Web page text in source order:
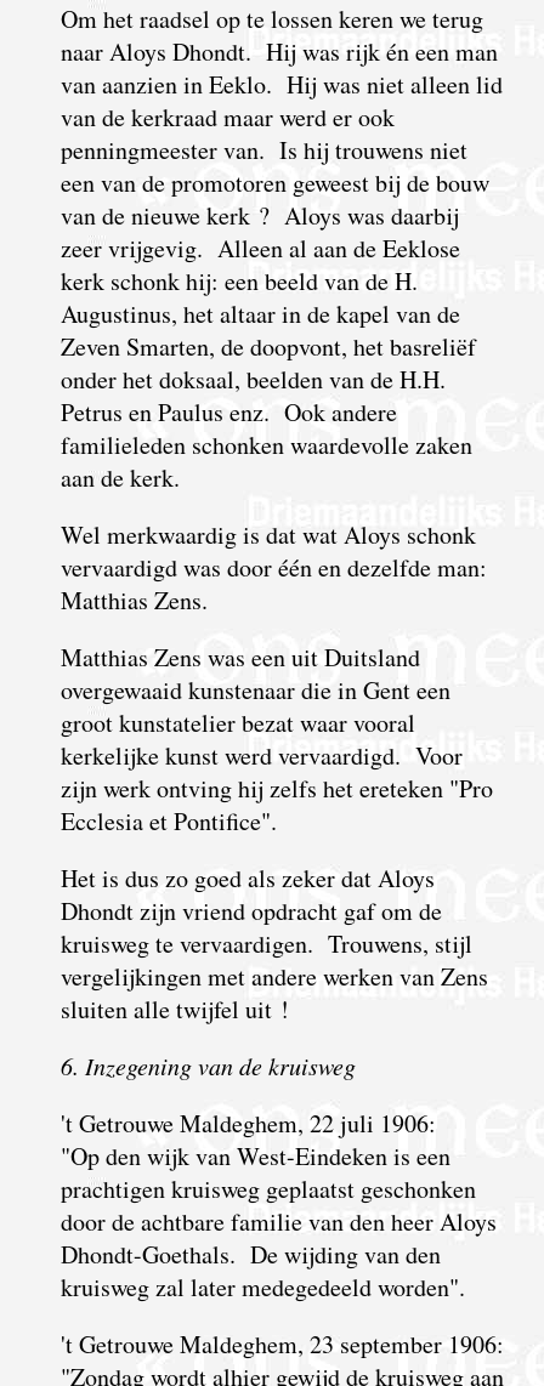
Om het raadsel op te lossen keren we terug
naar Aloys Dhondt. Hij was rijk én een man
van aanzien in Eeklo. Hij was niet alleen lid
van de kerkraad maar werd er ook
penningmeester van. Is hij trouwens niet
een van de promotoren geweest bij de bouw
van de nieuwe kerk ? Aloys was daarbij
zeer vrijgevig. Alleen al aan de Eeklose
kerk schonk hij: een beeld van de H.
Augustinus, het altaar in de kapel van de
Zeven Smarten, de doopvont, het basreliëf
onder het doksaal, beelden van de H.H.
Petrus en Paulus enz. Ook andere
familieleden schonken waardevolle zaken
aan de kerk.
Wel merkwaardig is dat wat Aloys schonk
vervaardigd was door één en dezelfde man:
Matthias Zens.
Matthias Zens was een uit Duitsland
overgewaaid kunstenaar die in Gent een
groot kunstatelier bezat waar vooral
kerkelijke kunst werd vervaardigd. Voor
zijn werk ontving hij zelfs het ereteken "Pro
Ecclesia et Pontifice".
Het is dus zo goed als zeker dat Aloys
Dhondt zijn vriend opdracht gaf om de
kruisweg te vervaardigen. Trouwens, stijl
vergelijkingen met andere werken van Zens
sluiten alle twijfel uit !
6. Inzegening van de kruisweg
't Getrouwe Maldeghem, 22 juli 1906:
"Op den wijk van West-Eindeken is een
prachtigen kruisweg geplaatst geschonken
door de achtbare familie van den heer Aloys
Dhondt-Goethals. De wijding van den
kruisweg zal later medegedeeld worden".
't Getrouwe Maldeghem, 23 september 1906:
"Zondag wordt alhier gewijd de kruisweg aan